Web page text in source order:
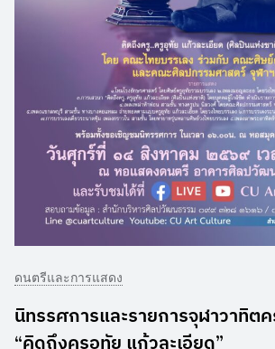
ดนตรีและการแสดง
นิทรรศการและรายการจุฬาวาทิต
“คิดถึงครูอุทัย แก้วละเอียด”